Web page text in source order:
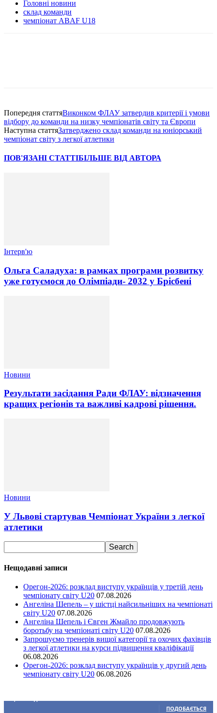
Головні новини
склад команди
чемпіонат ABAF U18
Попередня статтяВиконком ФЛАУ затвердив критерії і умови
відбору до команди на низку чемпіонатів світу та Європи
Наступна статтяЗатверджено склад команди на юніорський
чемпіонат світу з легкої атлетики
ПОВ'ЯЗАНІ СТАТТІБІЛЬШЕ ВІД АВТОРА
Інтерв'ю
Ольга Саладуха: в рамках програми розвитку
уже готуємося до Олімпіади- 2032 у Брісбені
Новини
Результати засідання Ради ФЛАУ: відзначення
кращих регіонів та важливі кадрові рішення.
Новини
У Львові стартував Чемпіонат України з легкої
атлетики
Нещодавні записи
Орегон-2026: розклад виступу українців у третій день
чемпіонату світу U20 07.08.2026
Ангеліна Шепель – у шістці найсильніших на чемпіонаті
світу U20 07.08.2026
Ангеліна Шепель і Євген Жмайло продовжують
боротьбу на чемпіонаті світу U20 07.08.2026
Запрошуємо тренерів вищої категорії та охочих фахівців
з легкої атлетики на курси підвищення кваліфікації
06.08.2026
Орегон-2026: розклад виступу українців у другий день
чемпіонату світу U20 06.08.2026
ПОДОБАЄТЬСЯ